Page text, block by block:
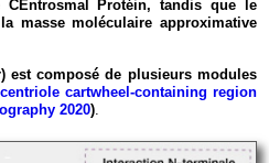
CEntrosmal Protéin, tandis que le
masse moléculaire approximative
est composé de plusieurs modules
cartwheel‐containing region
2020).